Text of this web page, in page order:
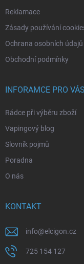
Reklamace
Zásady používání
Ochrana osobních údajů
Obchodní podmínky
INFORAMCE PRO VÁS
Rádce při výběru zboží
Vapingový blog
Slovník pojmů
Poradna
O nás
KONTAKT
info@elcigon.cz
725 154 127